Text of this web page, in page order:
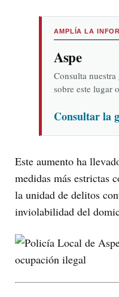
AMPLÍA LA
Aspe
Consulta
sobre este lugar
Consultar la
Este aumento ha
medidas más estrictas
la unidad de delitos
inviolabilidad del